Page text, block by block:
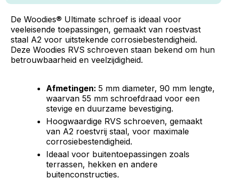
De Woodies® Ultimate schroef is ideaal voor
veeleisende toepassingen, gemaakt van roestvast
staal A2 voor uitstekende corrosiebestendigheid.
Deze Woodies RVS schroeven staan bekend om hun
betrouwbaarheid en veelzijdigheid.
Afmetingen:5 mm diameter, 90 mm lengte,
waarvan 55 mm schroefdraad voor een
stevige en duurzame bevestiging.
Hoogwaardige RVS schroeven, gemaakt
van A2 roestvrij staal, voor maximale
corrosiebestendigheid.
Ideaal voor buitentoepassingen zoals
terrassen, hekken en andere
buitenconstructies.